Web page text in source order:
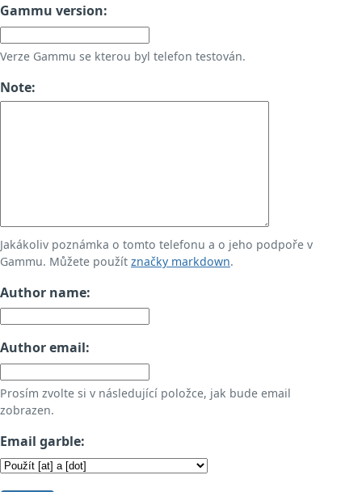
Gammu version:
Verze Gammu se kterou byl telefon testován.
Note:
Jakákoliv poznámka o tomto telefonu a o jeho podpoře v
Gammu. Můžete použít značky markdown.
Author name:
Author email:
Prosím zvolte si v následující položce, jak bude email
zobrazen.
Email garble: